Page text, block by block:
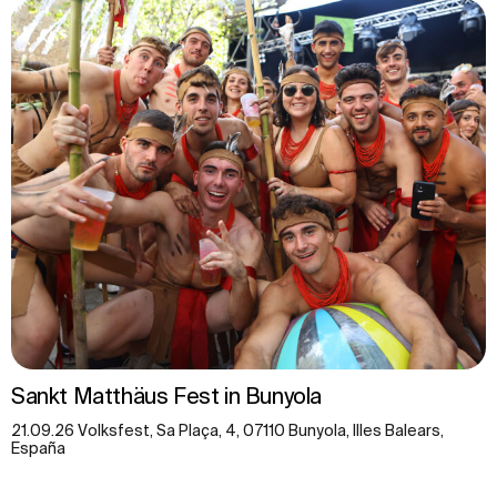
Sankt Matthäus Fest in Bunyola
21.09.26 Volksfest, Sa Plaça, 4, 07110 Bunyola, Illes Balears,
España